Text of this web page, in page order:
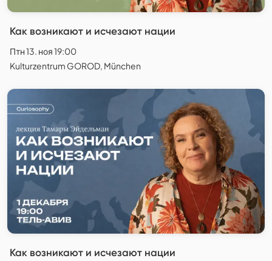
Как возникают и исчезают нации
Птн 13. ноя 19:00
Kulturzentrum GOROD, München
Как возникают и исчезают нации